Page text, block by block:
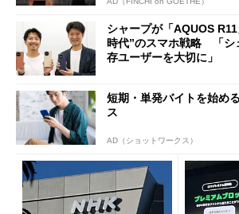
シャープが「AQUOS
時代”のスマホ戦略 「シ
存ユーザーを大切に」
短期・単発バイトを始め
ス
AD（ショットワークス）